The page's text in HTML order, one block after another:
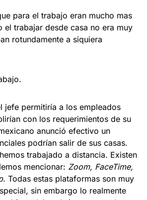
para el trabajo eran mucho mas
el trabajar desde casa no era muy
rotundamente a siquiera
jefe permitiría a los empleados
con los requerimientos de su
anunció efectivo un
podrían salir de sus casas.
trabajado a distancia. Existen
mencionar: Zoom, FaceTime,
. Todas estas plataformas son muy
sin embargo lo realmente